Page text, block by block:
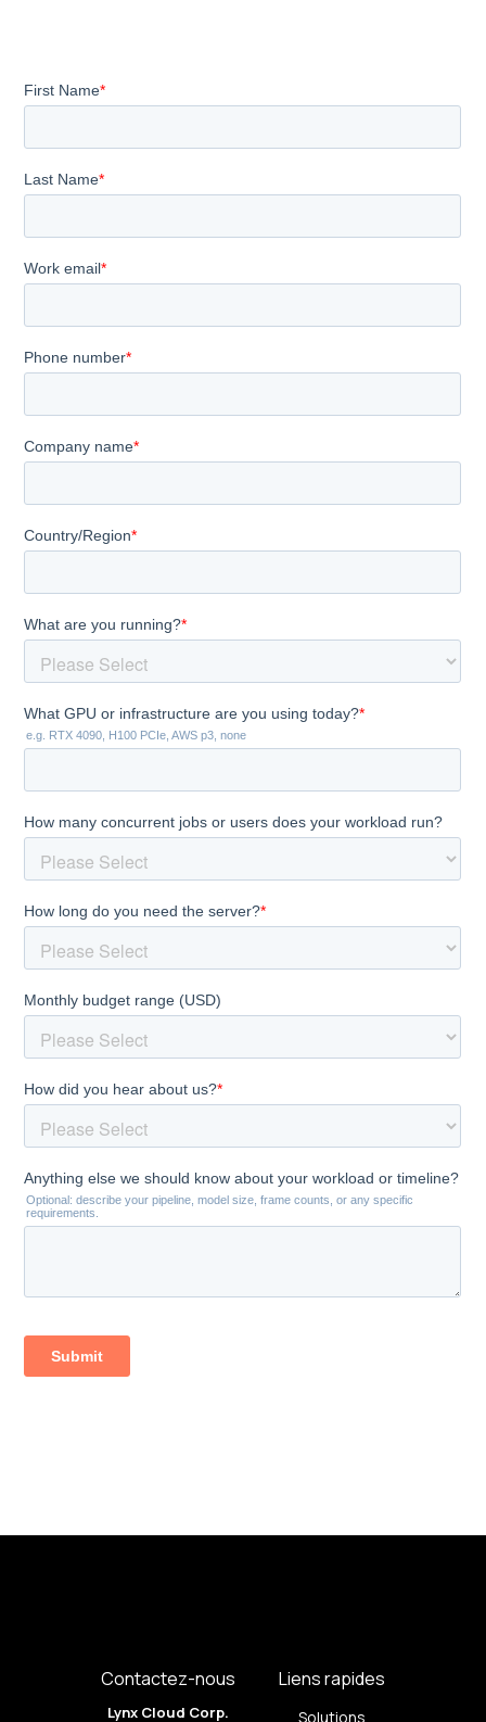
Contactez-nous
Lynx Cloud Corp.
Liens rapides
Solutions